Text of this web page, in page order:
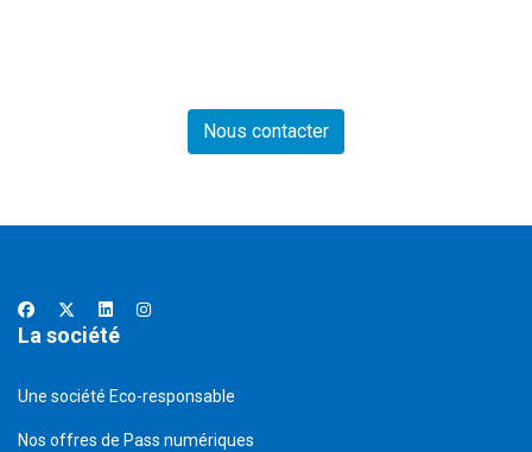
Nous contacter
La société
Une société Eco-responsable
Nos offres de Pass numériques